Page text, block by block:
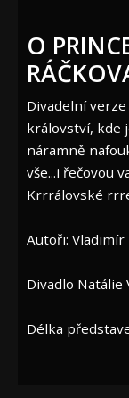
O
Divadelní
království, kde
náramně
vše...i řečovou
Krrrálovské
Autoři: Vladimír
Divadlo Natálie
Délka